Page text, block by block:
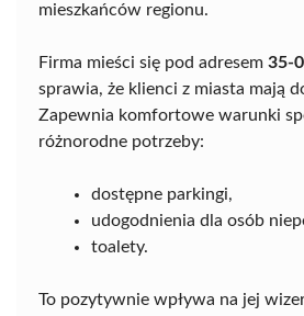
mieszkańców regionu.
Firma mieści się pod adresem 35-
sprawia, że klienci z miasta mają
Zapewnia komfortowe warunki
różnorodne potrzeby:
dostępne parkingi,
udogodnienia dla osób
toalety.
To pozytywnie wpływa na jej